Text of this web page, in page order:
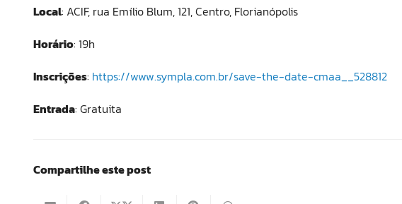
Local: ACIF, rua Emílio Blum, 121, Centro, Florianópolis
Horário: 19h
Inscrições: https://www.sympla.com.br/save-the-date-cmaa__528812
Entrada: Gratuita
Compartilhe este post